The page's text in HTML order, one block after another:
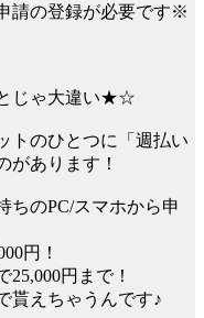
請の登録が必要です※
じゃ大違い★☆
トのひとつに「週払い
があります！
ちのPC/スマホから申
円！
円まで！
貰えちゃうんです♪